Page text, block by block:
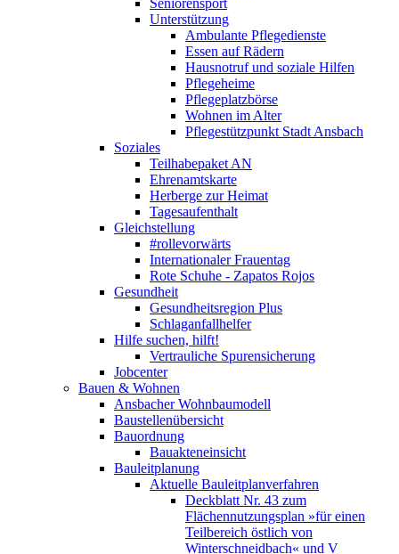
Seniorensport
Unterstützung
Ambulante Pflegedienste
Essen auf Rädern
Hausnotruf und soziale Hilfen
Pflegeheime
Pflegeplatzbörse
Wohnen im Alter
Pflegestützpunkt Stadt Ansbach
Soziales
Teilhabepaket AN
Ehrenamtskarte
Herberge zur Heimat
Tagesaufenthalt
Gleichstellung
#rollevorwärts
Internationaler Frauentag
Rote Schuhe - Zapatos Rojos
Gesundheit
Gesundheitsregion Plus
Schlaganfallhelfer
Hilfe suchen, hilft!
Vertrauliche Spurensicherung
Jobcenter
Bauen & Wohnen
Ansbacher Wohnbaumodell
Baustellenübersicht
Bauordnung
Bauakteneinsicht
Bauleitplanung
Aktuelle Bauleitplanverfahren
Deckblatt Nr. 43 zum
Flächennutzungsplan »für einen
Teilbereich östlich von
Winterschneidbach« und V